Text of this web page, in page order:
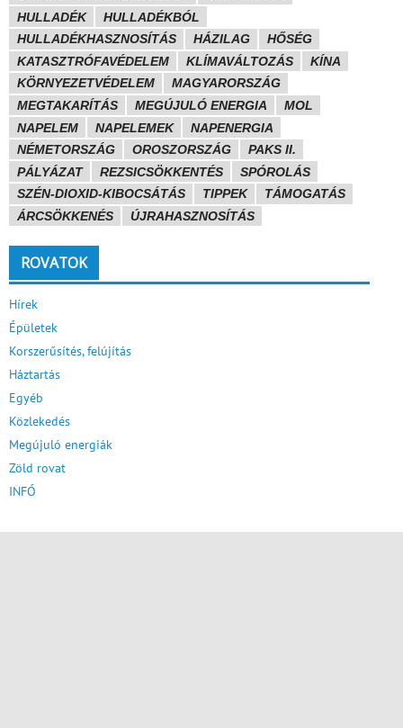
HULLADÉK
HULLADÉKBÓL
HULLADÉKHASZNOSÍTÁS
HÁZILAG
HŐSÉG
KATASZTRÓFAVÉDELEM
KLÍMAVÁLTOZÁS
KÍNA
KÖRNYEZETVÉDELEM
MAGYARORSZÁG
MEGTAKARÍTÁS
MEGÚJULÓ ENERGIA
MOL
NAPELEM
NAPELEMEK
NAPENERGIA
NÉMETORSZÁG
OROSZORSZÁG
PAKS II.
PÁLYÁZAT
REZSICSÖKKENTÉS
SPÓROLÁS
SZÉN-DIOXID-KIBOCSÁTÁS
TIPPEK
TÁMOGATÁS
ÁRCSÖKKENÉS
ÚJRAHASZNOSÍTÁS
ROVATOK
Hírek
Épületek
Korszerűsítés, felújítás
Háztartás
Egyéb
Közlekedés
Megújuló energiák
Zöld rovat
INFÓ